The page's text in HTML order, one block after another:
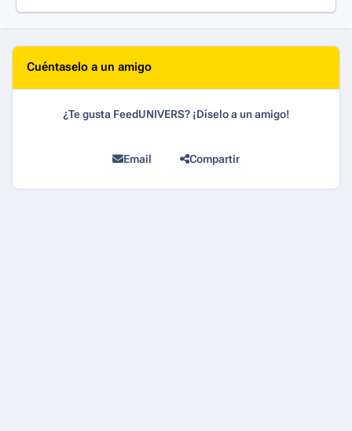
Cuéntaselo a un amigo
¿Te gusta FeedUNIVERS? ¡Díselo a un amigo!
Email Compartir